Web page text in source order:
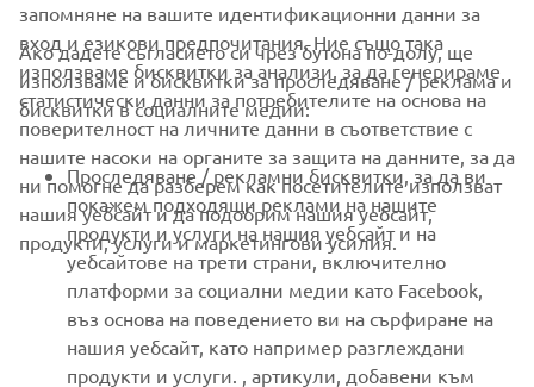
CORPORATE
FOR BUSINESS
MORE YAMAHA
SUPPORT
НОВИНАРСКИ БЮЛЕТИН
запомняне на вашите идентификационни данни за
вход и езикови предпочитания. Ние също така
използваме бисквитки за анализи, за да генерираме
статистически данни за потребителите на основа на
поверителност на личните данни в съответствие с
нашите насоки на органите за защита на данните, за да
ни помогне да разберем как посетителите използват
нашия уебсайт и да подобрим нашия уебсайт,
продукти, услуги и маркетингови усилия.
Ако дадете съгласието си чрез бутона по-долу, ще
използваме и бисквитки за проследяване / реклама и
бисквитки в социалните медии:
Проследяване / рекламни бисквитки, за да ви
покажем подходящи реклами на нашите
продукти и услуги на нашия уебсайт и на
уебсайтове на трети страни, включително
платформи за социални медии като Facebook,
въз основа на поведението ви на сърфиране на
нашия уебсайт, като например разглеждани
продукти и услуги. , артикули, добавени към